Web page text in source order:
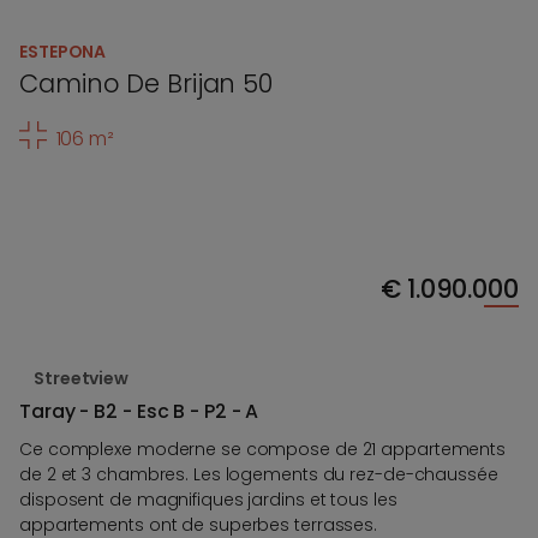
ESTEPONA
Camino De Brijan 50
106 m²
€1.090.000
Streetview
Taray - B2 - Esc B - P2 - A
Ce complexe moderne se compose de 21 appartements
de 2 et 3 chambres. Les logements du rez-de-chaussée
disposent de magnifiques jardins et tous les
appartements ont de superbes terrasses.